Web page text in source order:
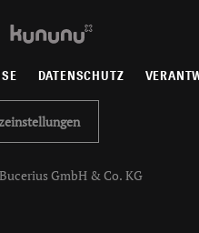
DATENSCHUTZ
GmbH & Co. KG